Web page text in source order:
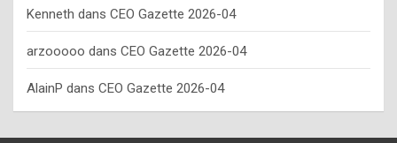
s
h
o
Kenneth dans CEO Gazette 2026-04
arzooooo dans CEO Gazette 2026-04
AlainP dans CEO Gazette 2026-04